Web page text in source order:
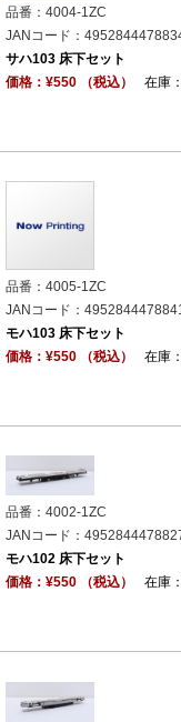
品番：4004-1ZC
JANコード：
サハ103 床下セット
価格：¥550 （税込）
在庫
品番：4005-1ZC
JANコード：4952844478841
モハ103 床下セット
価格：¥550 （税込）
在庫
品番：4002-1ZC
JANコード：
モハ102 床下セット
価格：¥550 （税込）
在庫